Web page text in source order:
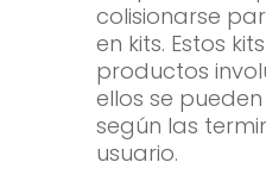
colisionarse
en kits. Estos
productos
ellos se
según las
usuario.